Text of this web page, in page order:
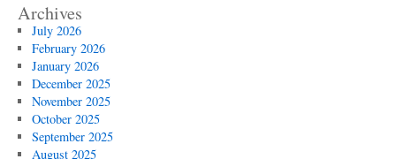
Archives
July 2026
February 2026
January 2026
December 2025
November 2025
October 2025
September 2025
August 2025